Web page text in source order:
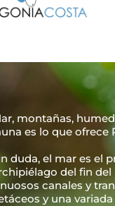
montañas,
es lo que ofrece
duda, el mar es el
del fin del
canales y
y una